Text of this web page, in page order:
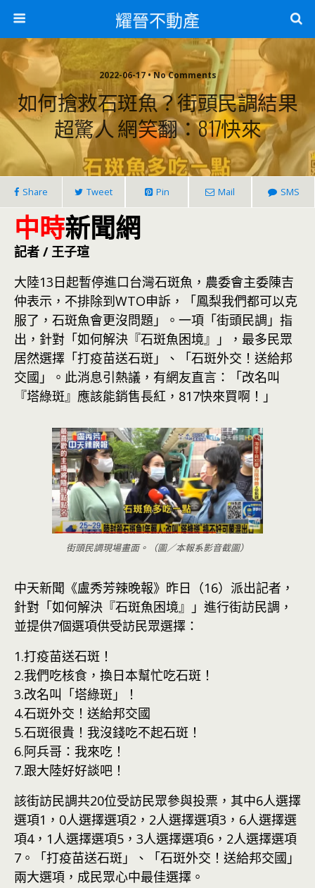
耀晉不動產
2022-06-17 • No Comments
如何搶救石斑魚？街頭民調結果
超驚人 網笑翻：817快來
Share Tweet Pin Mail SMS
中時新聞網
記者 / 王子瑄
大陸13日起暫停進口台灣石斑魚，農委會主委陳吉
仲表示，不排除到WTO申訴，「鳳梨我們都可以克
服了，石斑魚會更沒問題」。一項「街頭民調」指
出，針對「如何解決『石斑魚困境』」，最多民眾
居然選擇「打疫苗送石斑」、「石斑外交！送給邦
交國」。此消息引熱議，有網友直言：「改名叫
『塔綠斑』應該能銷售長紅，817快來買啊！」
街頭民調現場畫面。（圖／本報系影音截圖）
中天新聞《盧秀芳辣晚報》昨日（16）派出記者，
針對「如何解決『石斑魚困境』」進行街訪民調，
並提供7個選項供受訪民眾選擇：
1.打疫苗送石斑！
2.我們吃核食，換日本幫忙吃石斑！
3.改名叫「塔綠斑」！
4.石斑外交！送給邦交國
5.石斑很貴！我沒錢吃不起石斑！
6.阿兵哥：我來吃！
7.跟大陸好好談吧！
該街訪民調共20位受訪民眾參與投票，其中6人選擇
選項1，0人選擇選項2，2人選擇選項3，6人選擇選
項4，1人選擇選項5，3人選擇選項6，2人選擇選項
7。「打疫苗送石斑」、「石斑外交！送給邦交國」
兩大選項，成民眾心中最佳選擇。